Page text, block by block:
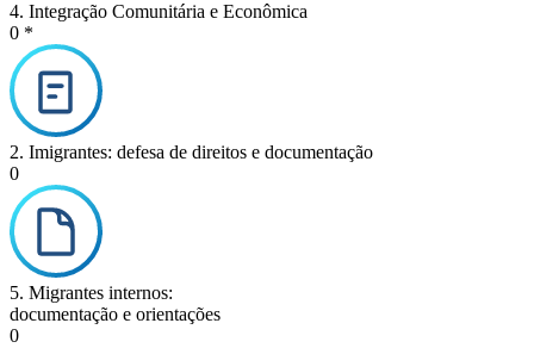
4. Integração Comunitária e Econômica
0 *
2. Imigrantes: defesa de direitos e documentação
0
5. Migrantes internos:
documentação e orientações
0